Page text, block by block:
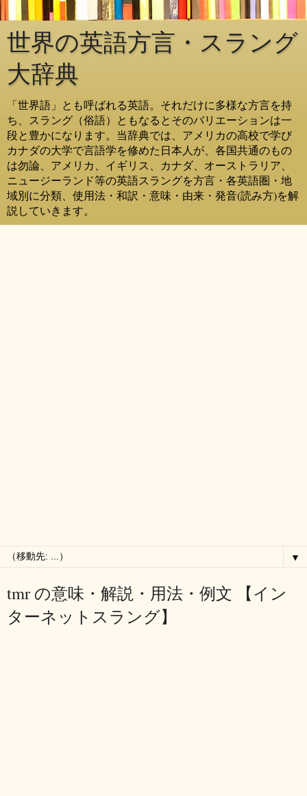
世界の英語方言・スラング
大辞典
「世界語」とも呼ばれる英語。それだけに多様な方言を持
ち、スラング（俗語）ともなるとそのバリエーションは一
段と豊かになります。当辞典では、アメリカの高校で学び
カナダの大学で言語学を修めた日本人が、各国共通のもの
は勿論、アメリカ、イギリス、カナダ、オーストラリア、
ニュージーランド等の英語スラングを方言・各英語圏・地
域別に分類、使用法・和訳・意味・由来・発音(読み方)を解
説していきます。
▼
tmr の意味・解説・用法・例文 【イン
ターネットスラング】